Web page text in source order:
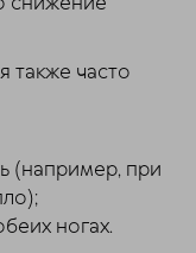
также часто
(например, при
ногах.